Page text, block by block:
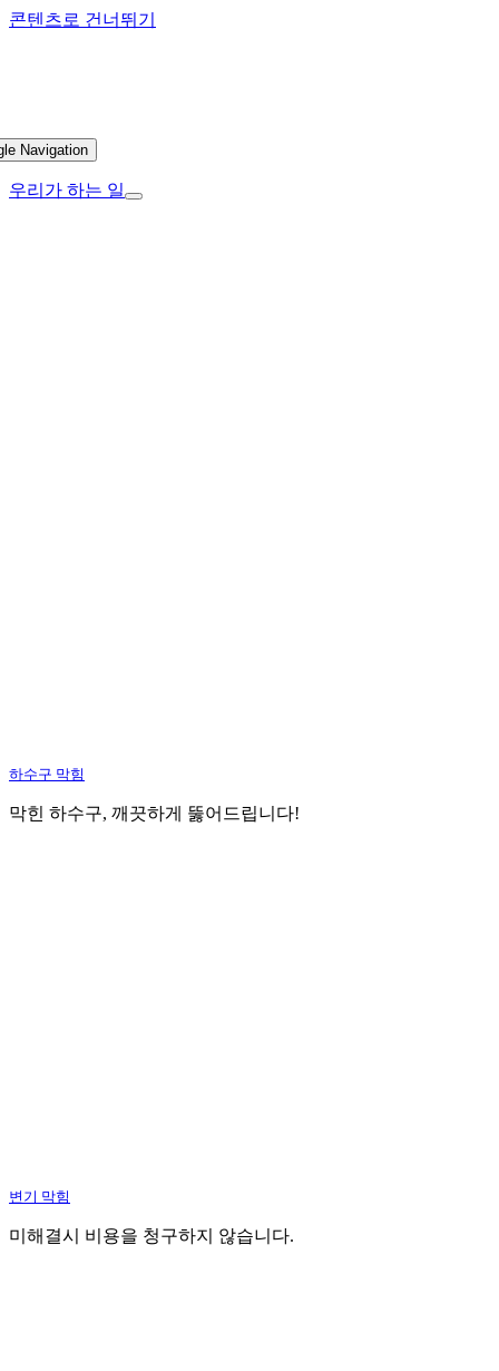
콘텐츠로 건너뛰기
Navigation
우리가 하는 일
하수구 막힘
막힌 하수구, 깨끗하게 뚫어드립니다!
변기 막힘
미해결시 비용을 청구하지 않습니다.